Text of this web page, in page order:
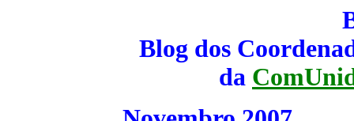
Blog dos
da